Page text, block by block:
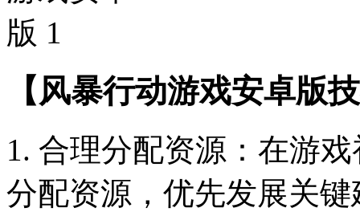
【风暴行动游戏安卓版
1. 合理分配资源：在游
分配资源，优先发展关